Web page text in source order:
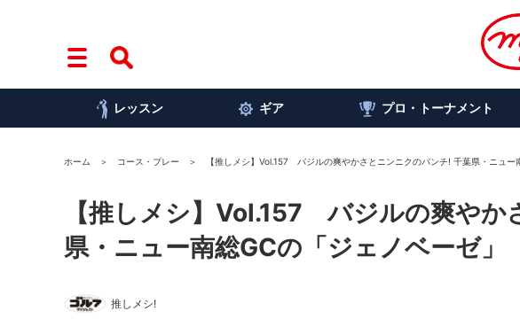
レッスン ギア プロ・トーナメント
ホーム コース・プレー 【推しメシ】Vol.157 バジルの爽やかさとニンニクのパンチ! 千葉県・ニュー
【推しメシ】Vol.157 バジルの爽やか
県・ニュー南総GCの「ジェノベーゼ」
推しメシ!